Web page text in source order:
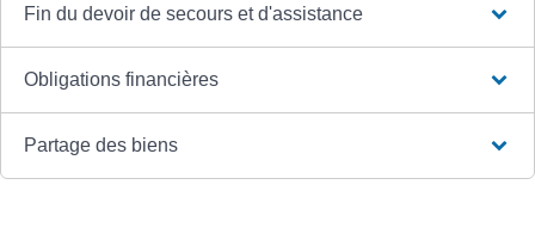
Fin du devoir de secours et d'assistance
Obligations financières
Partage des biens